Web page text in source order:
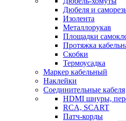
Дюбеля и
Изолента
Металлорукав
Площадки
Протяжка
Скобки
Термоусадка
Маркер кабельный
Наклейки
Соединительные кабеля
HDMI шнуры,
RCA, SCART
Патч-корды